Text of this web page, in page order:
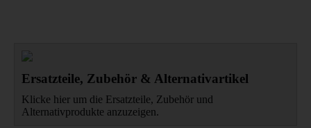
Ersatzteile, Zubehör & Alternativartikel
Klicke hier um die Ersatzteile, Zubehör und
Alternativprodukte anzuzeigen.